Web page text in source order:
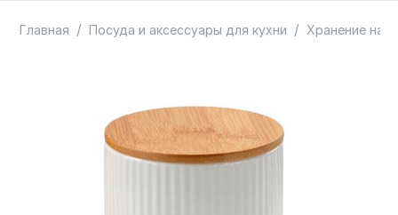
Главная / Посуда и аксессуары для кухни / Хранение на